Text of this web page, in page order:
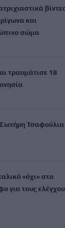
και
σώμα
τραυμάτισε 18
Τσαφούλια
«όχι» στο
για τους